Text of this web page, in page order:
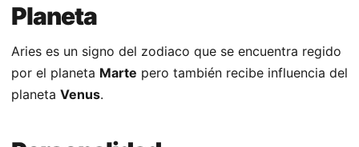
Planeta
Aries es un signo del zodiaco que se encuentra regido
por el planeta Marte pero también recibe influencia del
planeta Venus.